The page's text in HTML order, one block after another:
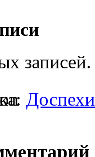
записей.
Доспехи